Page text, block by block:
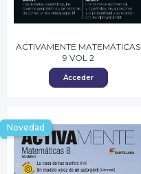
ACTIVAMENTE MATEMÁTICAS
9 VOL 2
Acceder
Novedad